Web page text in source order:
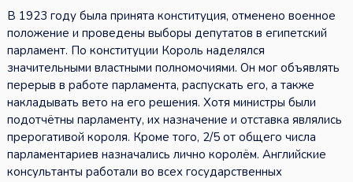
В 1923 году была принята конституция, отменено военное
положение и проведены выборы депутатов в египетский
парламент. По конституции Король наделялся
значительными властными полномочиями. Он мог объявлять
перерыв в работе парламента, распускать его, а также
накладывать вето на его решения. Хотя министры были
подотчётны парламенту, их назначение и отставка являлись
прерогативой короля. Кроме того, 2/5 от общего числа
парламентариев назначались лично королём. Английские
консультанты работали во всех государственных